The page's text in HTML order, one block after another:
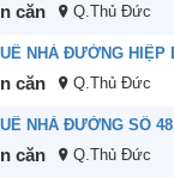
căn
Q.Thủ Đức
căn
Q.Thủ Đức
căn
Q.Thủ Đức